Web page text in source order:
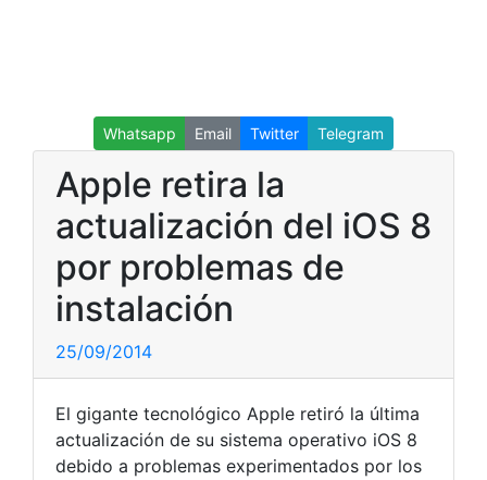
Whatsapp Email Twitter Telegram
Apple retira la
actualización del iOS 8
por problemas de
instalación
25/09/2014
El gigante tecnológico Apple retiró la última
actualización de su sistema operativo iOS 8
debido a problemas experimentados por los